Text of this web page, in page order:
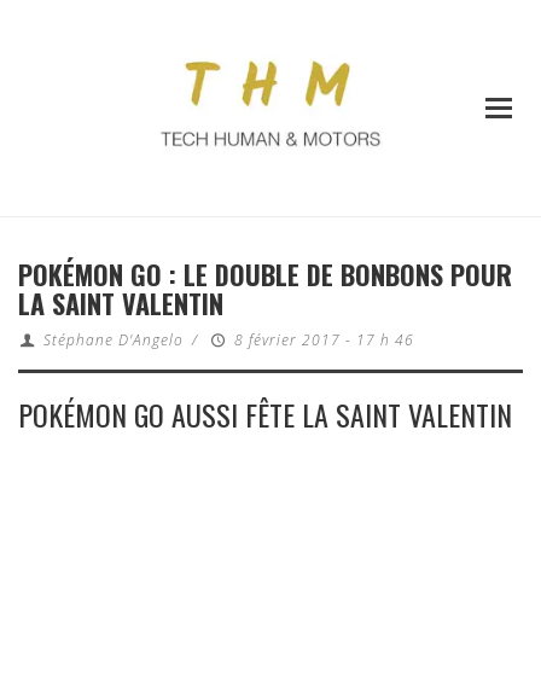
POKÉMON GO : LE DOUBLE DE BONBONS POUR
LA SAINT VALENTIN
Stéphane D'Angelo / 8 février 2017 - 17 h 46
POKÉMON GO AUSSI FÊTE LA SAINT VALENTIN